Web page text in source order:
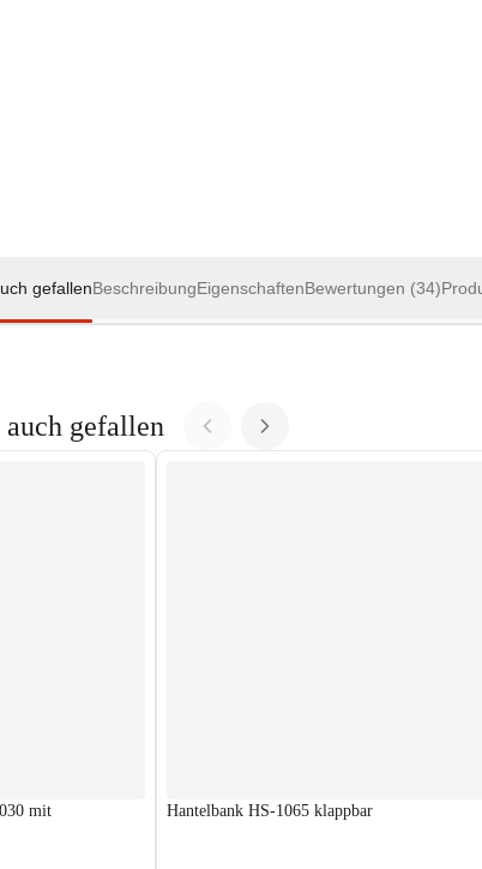
gefallenBeschreibungEigenschaftenBewertungen (34)
gefallen
mit
Hantelbank HS-1065 klappbar